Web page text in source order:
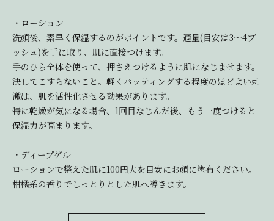
・ローション
洗顔後、素早く保湿するのがポイントです。適量(目安は3～4プ
ッシュ)を手に取り、肌に直接つけます。
手のひら全体を使って、押さえつけるように肌になじませます。
決してこすらないこと。軽くパッティングする程度のほどよい刺
激は、肌を活性化させる効果があります。
特に乾燥が気になる場合、1回目なじんだ後、もう一度つけると
保湿力が高まります。
・ディープゲル
ローションで整えた肌に100円大を目安にお顔に塗布ください。
柑橘系の香りでしっとりとした肌へ導きます。